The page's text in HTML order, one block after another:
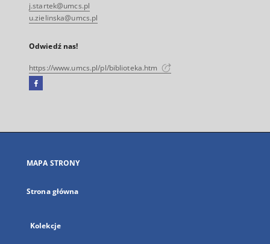
j.startek@umcs.pl
u.zielinska@umcs.pl
Odwiedź nas!
https://www.umcs.pl/pl/biblioteka.htm
Facebook
się
karcie
MAPA STRONY
Strona główna
Kolekcje